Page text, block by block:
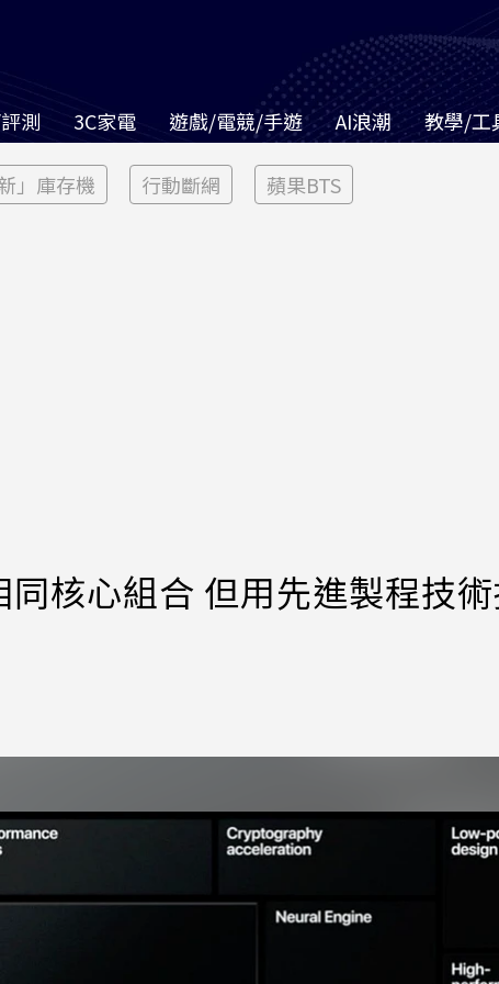
測 3C家電 遊戲/電競/手遊 AI浪潮 教學/工
新」庫存機 行動斷網 蘋果BTS
核心組合 但用先進製程技